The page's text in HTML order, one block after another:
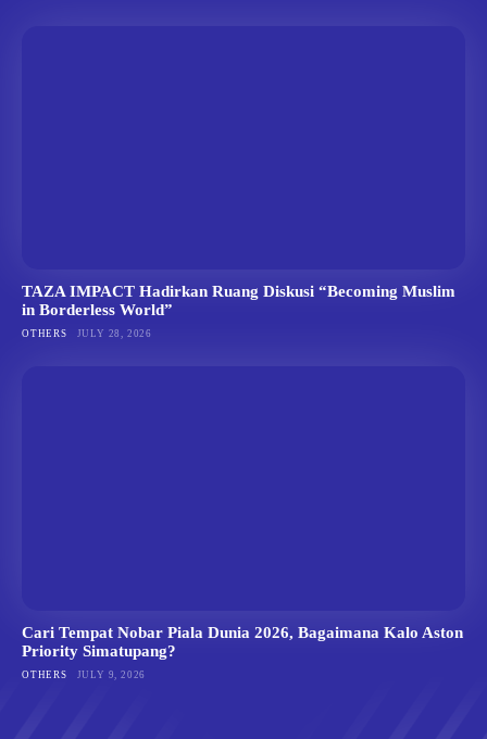
TAZA IMPACT Hadirkan Ruang Diskusi “Becoming Muslim
in Borderless World”
OTHERS JULY 28, 2026
Cari Tempat Nobar Piala Dunia 2026, Bagaimana Kalo Aston
Priority Simatupang?
OTHERS JULY 9, 2026